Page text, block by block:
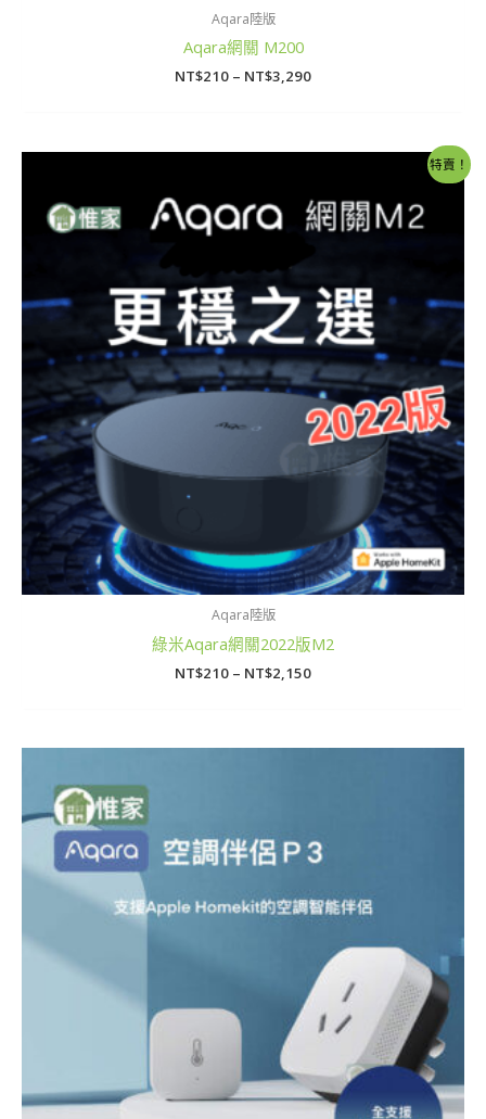
Aqara陸版
Aqara網關 M200
NT$210 – NT$3,290
特賣！
Aqara陸版
綠米Aqara網關2022版M2
NT$210 – NT$2,150
範
圍：
NT$210
到
NT$2,699